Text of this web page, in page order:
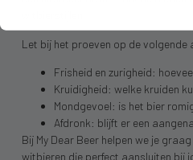
Let bij het proeven op de volgende
Frisheid en zurigheid:
Kruidigheid: welke kruiden
Mondgevoel: is het bier
Afdronk: blijft er een
Bij My Dear Beer helpen we je
witbieren die perfect aansluiten bij